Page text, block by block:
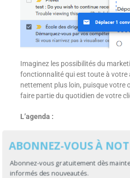
Imaginez les possibilités du
fonctionnalité qui est toute à votre
nettement plus loin, puisque votre
faire partie du quotidien de votre
L’agenda :
Ici, j’attire votre attention sur
invitant à passer votre curseur par-
destinataire. Vous noterez les trois
apparaissent, dont celui relié à
ABONNEZ-VOUS À
Abonnez-vous gratuitement dès
informés des nouveautés.